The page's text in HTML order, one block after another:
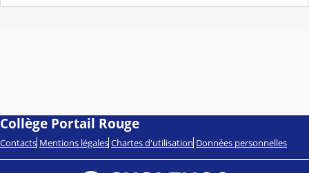
Collège Portail Rouge
Contacts Mentions légales Chartes d'utilisation Données personnelles